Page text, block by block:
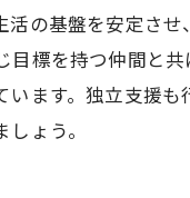
の基盤を安定さ
標を持つ仲間と
ます。独立支援
ょう。